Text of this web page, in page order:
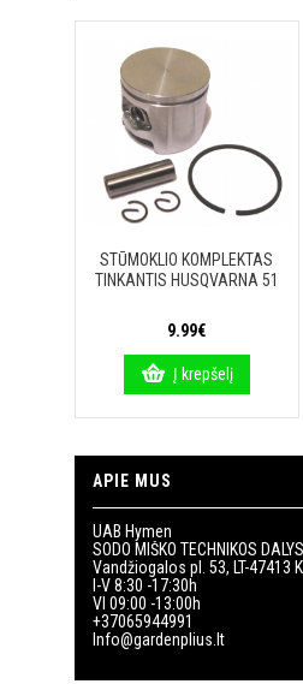
STŪMOKLIO KOMPLEKTAS
TINKANTIS HUSQVARNA 51
9.99€
Į krepšelį
APIE MUS
UAB Hymen
SODO MIŠKO TECHNIKOS DALYS
Vandžiogalos pl. 53, LT-47413
I-V 8:30 -17:30h
VI 09:00 -13:00h
+37065944991
Info@gardenplius.lt